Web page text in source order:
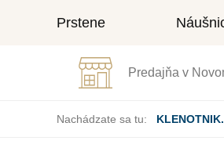
Prstene
Predajňa v
Nachádzate sa tu: